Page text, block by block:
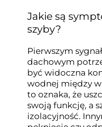
Jakie są
szyby?
Pierwszym
dachowym
być widoczna
wodnej między
to oznaka, że
swoją funkcję, a
izolacyjność.